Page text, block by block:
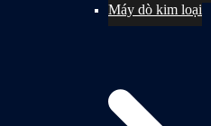
Máy dò kim loại